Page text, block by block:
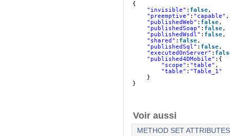
{
"invisible" : false,
"preemptive" : "capable" ,
"publishedWeb" : false,
"publishedSoap" : false,
"publishedWsdl" : false,
"shared" : false,
"publishedSql" : false,
"executedOnServer" :
"published4DMobile" :{
"scope" : "table" ,
"table" : "Table_1"
}
}
Voir aussi
METHOD SET ATTRIBUTES